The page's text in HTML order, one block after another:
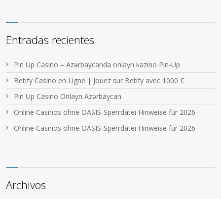
Entradas recientes
Pin Up Casino – Azərbaycanda onlayn kazino Pin-Up
Betify Casino en Ligne | Jouez sur Betify avec 1000 €
Pin Up Casino Onlayn Azərbaycan
Online Casinos ohne OASIS-Sperrdatei Hinweise für 2026
Online Casinos ohne OASIS-Sperrdatei Hinweise für 2026
Archivos